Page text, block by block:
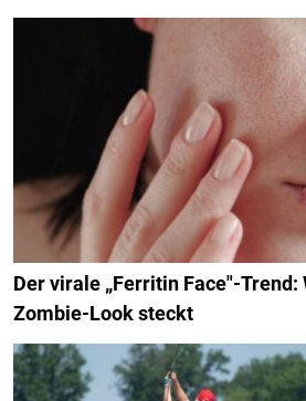
Der virale „Ferritin Face"-Trend:
Zombie-Look steckt